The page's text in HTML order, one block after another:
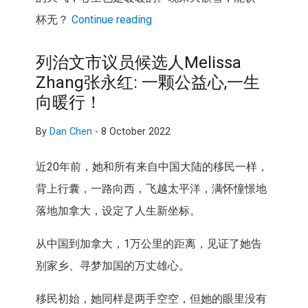
杯无？ Continue reading
列治文市议员候选人Melissa
Zhang张永红: 一颗公益心,一生
向暖行！
By Dan Chen - 8 October 2022
近20年前，她和所有来自中国大陆的移民一样，
背上行囊，一路向西，飞越太平洋，满怀憧憬地
落地加拿大，设定了人生新坐标。
从中国到加拿大，1万公里的距离，见证了她告
别家乡、寻梦加国的万丈雄心。
移民初始，她同样是两手空空，但她的眼里没有